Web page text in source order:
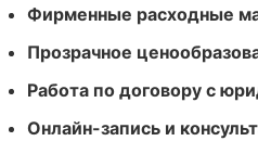
Фирменные расходные
Прозрачное
Работа по договору с
Онлайн-запись и